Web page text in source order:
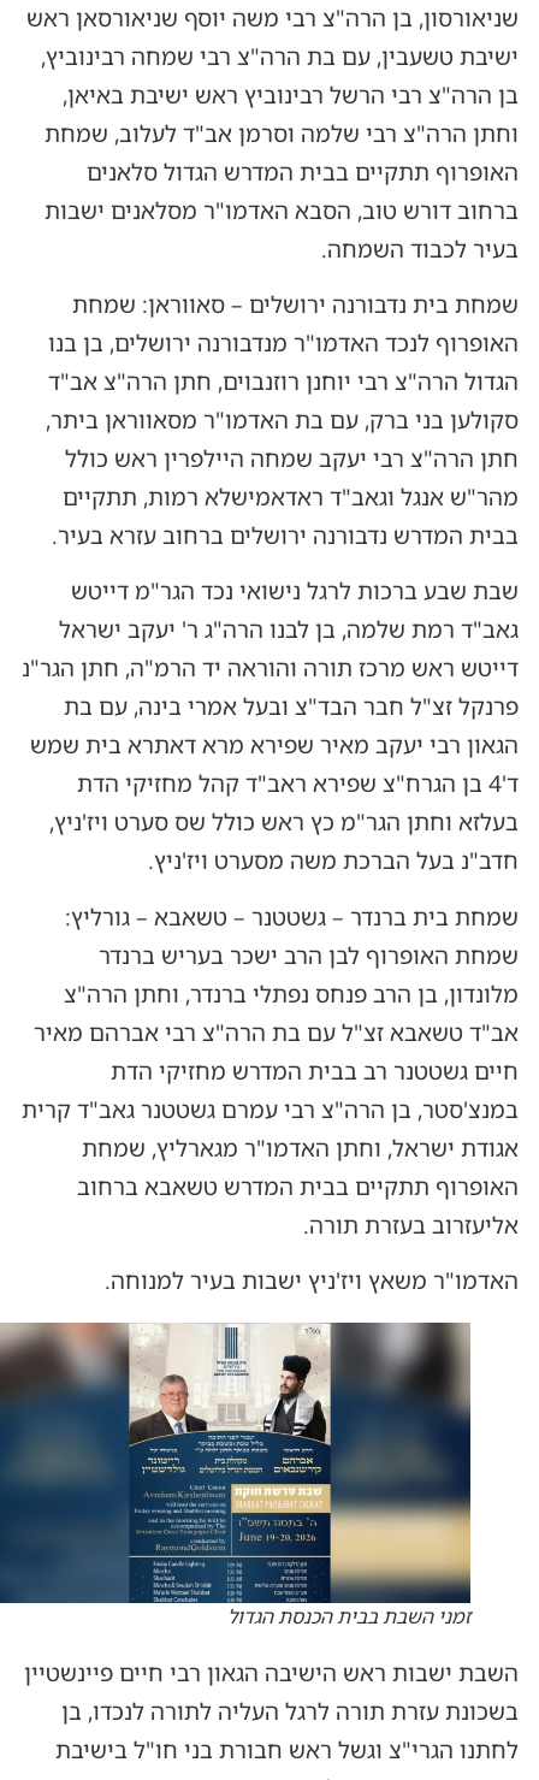
שניאורסון, בן הרה"צ רבי משה יוסף שניאורסאן ראש
ישיבת טשעבין, עם בת הרה"צ רבי שמחה רבינוביץ,
בן הרה"צ רבי הרשל רבינוביץ ראש ישיבת באיאן,
וחתן הרה"צ רבי שלמה וסרמן אב"ד לעלוב, שמחת
האופרוף תתקיים בבית המדרש הגדול סלאנים
ברחוב דורש טוב, הסבא האדמו"ר מסלאנים ישבות
בעיר לכבוד השמחה.
שמחת בית נדבורנה ירושלים – סאווראן: שמחת
האופרוף לנכד האדמו"ר מנדבורנה ירושלים, בן בנו
הגדול הרה"צ רבי יוחנן רוזנבוים, חתן הרה"צ אב"ד
סקולען בני ברק, עם בת האדמו"ר מסאווראן ביתר,
חתן הרה"צ רבי יעקב שמחה היילפרין ראש כולל
מהר"ש אנגל וגאב"ד ראדאמישלא רמות, תתקיים
בבית המדרש נדבורנה ירושלים ברחוב עזרא בעיר.
שבת שבע ברכות לרגל נישואי נכד הגר"מ דייטש
גאב"ד רמת שלמה, בן לבנו הרה"ג ר' יעקב ישראל
דייטש ראש מרכז תורה והוראה יד הרמ"ה, חתן הגר"נ
פרנקל זצ"ל חבר הבד"צ ובעל אמרי בינה, עם בת
הגאון רבי יעקב מאיר שפירא מרא דאתרא בית שמש
ד'4 בן הגרח"צ שפירא ראב"ד קהל מחזיקי הדת
בעלזא וחתן הגר"מ כץ ראש כולל שס סערט ויז'ניץ,
חדב"נ בעל הברכת משה מסערט ויז'ניץ.
שמחת בית ברנדר – גשטטנר – טשאבא – גורליץ:
שמחת האופרוף לבן הרב ישכר בעריש ברנדר
מלונדון, בן הרב פנחס נפתלי ברנדר, וחתן הרה"צ
אב"ד טשאבא זצ"ל עם בת הרה"צ רבי אברהם מאיר
חיים גשטטנר רב בבית המדרש מחזיקי הדת
במנצ'סטר, בן הרה"צ רבי עמרם גשטטנר גאב"ד קרית
אגודת ישראל, וחתן האדמו"ר מגארליץ, שמחת
האופרוף תתקיים בבית המדרש טשאבא ברחוב
אליעזרוב בעזרת תורה.
האדמו"ר משאץ ויז'ניץ ישבות בעיר למנוחה.
זמני השבת בבית הכנסת הגדול
השבת ישבות ראש הישיבה הגאון רבי חיים פיינשטיין
בשכונת עזרת תורה לרגל העליה לתורה לנכדו, בן
לחתנו הגרי"צ וגשל ראש חבורת בני חו"ל בישיבת